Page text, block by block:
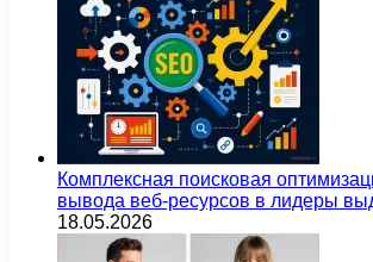
Комплексная поисковая
вывода веб-ресурсов в лидеры
18.05.2026